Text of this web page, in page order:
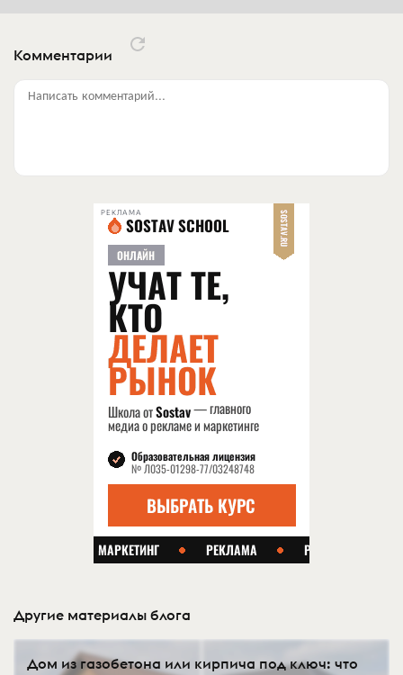
Комментарии
Написать комментарий...
РЕКЛАМА
Другие материалы блога
Дом из газобетона или кирпича под ключ: что